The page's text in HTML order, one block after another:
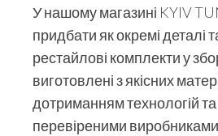
У нашому магазині KYIV
придбати як окремі деталі
рестайлові комплекти у
виготовлені з якісних
дотриманням технологій
перевіреними